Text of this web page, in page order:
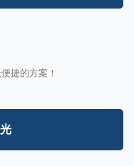
捷的方案！